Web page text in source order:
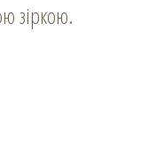
зіркою.